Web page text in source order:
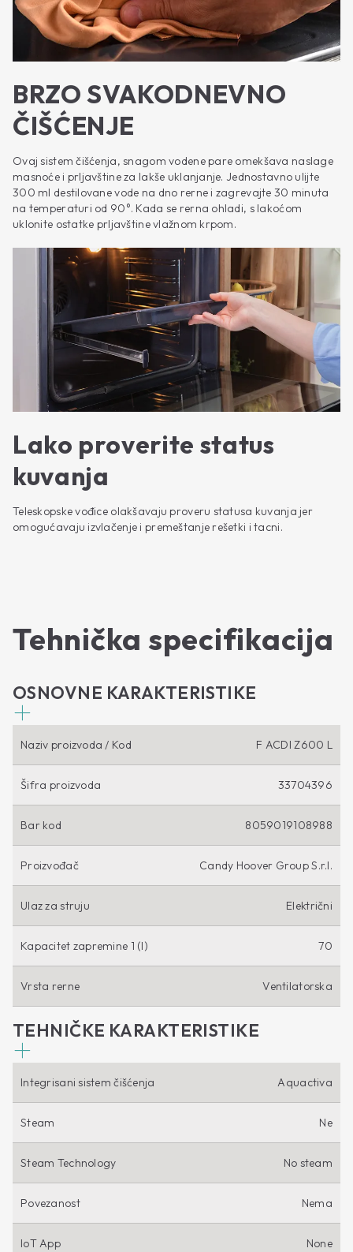
BRZO SVAKODNEVNO
ČIŠĆENJE
Ovaj sistem čišćenja, snagom vodene pare omekšava naslage
masnoće i prljavštine za lakše uklanjanje. Jednostavno ulijte
300 ml destilovane vode na dno rerne i zagrevajte 30 minuta
na temperaturi od 90°. Kada se rerna ohladi, s lakoćom
uklonite ostatke prljavštine vlažnom krpom.
Lako proverite status
kuvanja
Teleskopske vođice olakšavaju proveru statusa kuvanja jer
omogućavaju izvlačenje i premeštanje rešetki i tacni.
Tehnička specifikacija
OSNOVNE KARAKTERISTIKE
Naziv proizvoda / Kod F ACDI Z600 L
Šifra proizvoda 33704396
Bar kod 8059019108988
Proizvođač Candy Hoover Group S.r.l.
Ulaz za struju Električni
Kapacitet zapremine 1 (l) 70
Vrsta rerne Ventilatorska
TEHNIČKE KARAKTERISTIKE
Integrisani sistem čišćenja Aquactiva
Steam Ne
Steam Technology No steam
Povezanost Nema
IoT App None